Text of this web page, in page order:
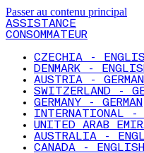
Passer au contenu principal
ASSISTANCE
CONSOMMATEUR
CZECHIA -
DENMARK -
AUSTRIA - GERMAN
SWITZERLAND -
GERMANY - GERMAN
INTERNATIONAL -
UNITED ARAB
AUSTRALIA -
CANADA - ENGLISH